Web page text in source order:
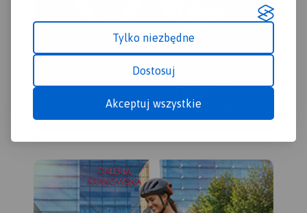
Tylko niezbędne
Dostosuj
Akceptuj wszystkie